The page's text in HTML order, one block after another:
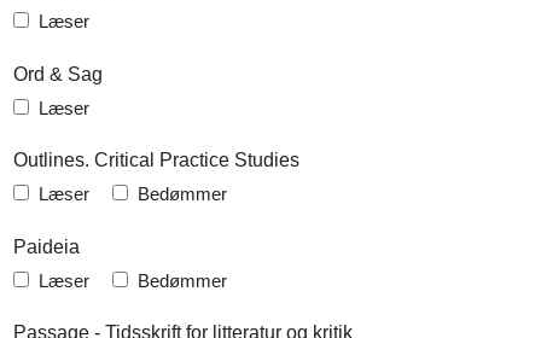
Læser
Ord & Sag
Læser
Outlines. Critical Practice Studies
Læser Bedømmer
Paideia
Læser Bedømmer
Passage - Tidsskrift for litteratur og kritik